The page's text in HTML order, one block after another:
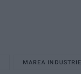
MAREA